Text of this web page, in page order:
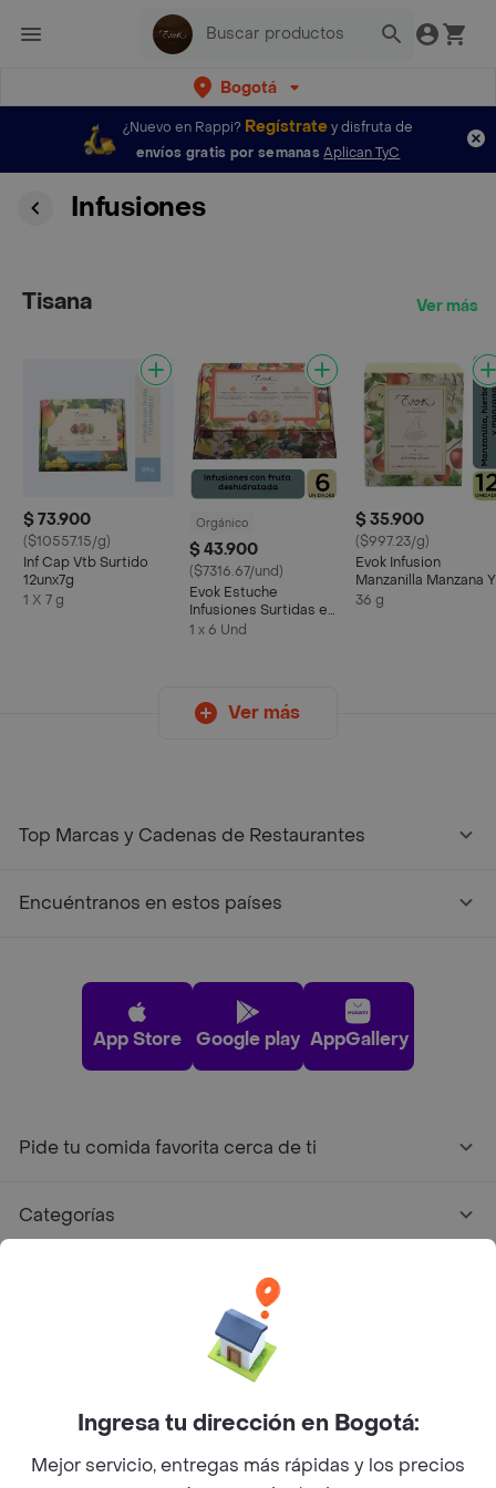
Bogotá
¿Nuevo en Rappi? Regístratey disfruta de
envíos gratis por semanas Aplican TyC
Infusiones
Tisana Ver más
$ 73.900
($10557.15/g)
Inf Cap Vtb Surtido
12unx7g
1 X 7 g
Orgánico
$ 43.900
($7316.67/und)
Evok Estuche
Infusiones Surtidas en
Capsulas
1 x 6 Und
$ 35.900
($997.23/g)
Evok Infusion
Manzanilla Manzana Y
Hierbabuena
36 g
Ver más
Top Marcas y Cadenas de Restaurantes
Encuéntranos en estos países
App Store Google play AppGallery
Pide tu comida favorita cerca de ti
Categorías
Facebook
Twitter
Instagram
©2026Rappi Inc. All rights reserved.
Ingresa tu dirección en Bogotá:
Mejor servicio, entregas más rápidas y los precios